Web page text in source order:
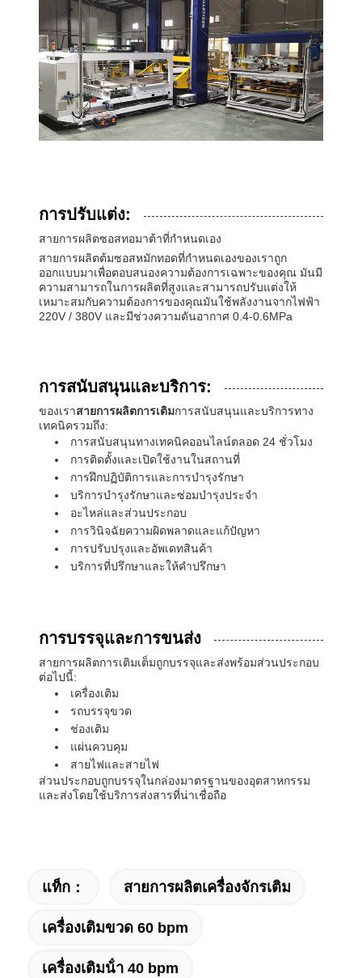
การปรับแต่ง:
สายการผลิตซอสทอมาต้าที่กําหนดเอง
สายการผลิตต้มซอสหมักทอดที่กําหนดเองของเราถูก
ออกแบบมาเพื่อตอบสนองความต้องการเฉพาะของคุณ มันมี
ความสามารถในการผลิตที่สูงและสามารถปรับแต่งให้
เหมาะสมกับความต้องการของคุณมันใช้พลังงานจากไฟฟ้า
220V / 380V และมีช่วงความดันอากาศ 0.4-0.6MPa
การสนับสนุนและบริการ:
ของเราสายการผลิตการเติมการสนับสนุนและบริการทาง
เทคนิครวมถึง:
การสนับสนุนทางเทคนิคออนไลน์ตลอด 24 ชั่วโมง
การติดตั้งและเปิดใช้งานในสถานที่
การฝึกปฏิบัติการและการบํารุงรักษา
บริการบํารุงรักษาและซ่อมบํารุงประจํา
อะไหล่และส่วนประกอบ
การวินิจฉัยความผิดพลาดและแก้ปัญหา
การปรับปรุงและอัพเดทสินค้า
บริการที่ปรึกษาและให้คําปรึกษา
การบรรจุและการขนส่ง
สายการผลิตการเติมเต็มถูกบรรจุและส่งพร้อมส่วนประกอบ
ต่อไปนี้:
เครื่องเติม
รถบรรจุขวด
ช่องเติม
แผ่นควบคุม
สายไฟและสายไฟ
ส่วนประกอบถูกบรรจุในกล่องมาตรฐานของอุตสาหกรรม
และส่งโดยใช้บริการส่งสารที่น่าเชื่อถือ
แท็ก： สายการผลิตเครื่องจักรเติม
เครื่องเติมขวด 60 bpm
เครื่องเติมน้ํา 40 bpm